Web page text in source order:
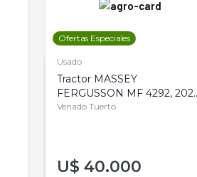
Ofertas Especiales
Usado
Tractor MASSEY
FERGUSSON MF 4292,
4WD, PATON
Venado Tuerto
U$ 40.000